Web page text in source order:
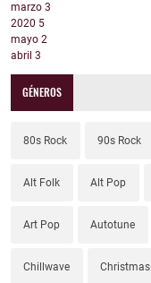
marzo 3
2020 5
mayo 2
abril 3
GÉNEROS
80s Rock 90s Rock
Alt Folk Alt Pop
Art Pop Autotune
Chillwave Christmas